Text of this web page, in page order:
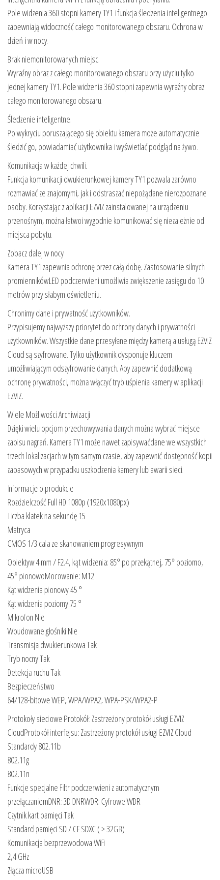
Pole widzenia 360 stopni kamery TY1 i funkcja śledzenia inteligentnego
zapewniają widoczność całego monitorowanego obszaru. Ochrona w
dzień i w nocy.
Brak niemonitorowanych miejsc.
Wyraźny obraz z całego monitorowanego obszaru przy użyciu tylko
jednej kamery TY1. Pole widzenia 360 stopni zapewnia wyraźny obraz
całego monitorowanego obszaru.
Śledzenie inteligentne.
Po wykryciu poruszającego się obiektu kamera może automatycznie
śledzić go, powiadamiać użytkownika i wyświetlać podgląd na żywo.
Komunikacja w każdej chwili.
Funkcja komunikacji dwukierunkowej kamery TY1 pozwala zarówno
rozmawiać ze znajomymi, jak i odstraszać niepożądane nierozpoznane
osoby. Korzystając z aplikacji EZVIZ zainstalowanej na urządzeniu
przenośnym, można łatwoi wygodnie komunikować się niezależnie od
miejsca pobytu.
Zobacz dalej w nocy
Kamera TY1 zapewnia ochronę przez całą dobę. Zastosowanie silnych
promiennikówLED podczerwieni umożliwia zwiększenie zasięgu do 10
metrów przy słabym oświetleniu.
Chronimy dane i prywatność użytkowników.
Przypisujemy najwyższy priorytet do ochrony danych i prywatności
użytkowników. Wszystkie dane przesyłane między kamerą a usługą EZVIZ
Cloud są szyfrowane. Tylko użytkownik dysponuje kluczem
umożliwiającym odszyfrowanie danych. Aby zapewnić dodatkową
ochronę prywatności, można włączyć tryb uśpienia kamery w aplikacji
EZVIZ.
Wiele Możliwości Archiwizacji
Dzięki wielu opcjom przechowywania danych można wybrać miejsce
zapisu nagrań. Kamera TY1 może nawet zapisywaćdane we wszystkich
trzech lokalizacjach w tym samym czasie, aby zapewnić dostępność kopii
zapasowych w przypadku uszkodzenia kamery lub awarii sieci.
Informacje o produkcie
Rozdzielczość Full HD 1080p (1920x1080px)
Liczba klatek na sekundę 15
Matryca
CMOS 1/3 cala ze skanowaniem progresywnym
Obiektyw 4 mm / F2.4, kąt widzenia: 85° po przekątnej, 75° poziomo,
45° pionowoMocowanie: M12
Kąt widzenia pionowy 45 °
Kąt widzenia poziomy 75 °
Mikrofon Nie
Wbudowane głośniki Nie
Transmisja dwukierunkowa Tak
Tryb nocny Tak
Detekcja ruchu Tak
Bezpieczeństwo
64/128-bitowe WEP, WPA/WPA2, WPA-PSK/WPA2-P
Protokoły sieciowe Protokół: Zastrzeżony protokół usługi EZVIZ
CloudProtokół interfejsu: Zastrzeżony protokół usługi EZVIZ Cloud
Standardy 802.11b
802.11g
802.11n
Funkcje specjalne Filtr podczerwieni z automatycznym
przełączaniemDNR: 3D DNRWDR: Cyfrowe WDR
Czytnik kart pamięci Tak
Standard pamięci SD / CF SDXC ( > 32GB)
Komunikacja bezprzewodowa WiFi
2,4 GHz
Złącza microUSB